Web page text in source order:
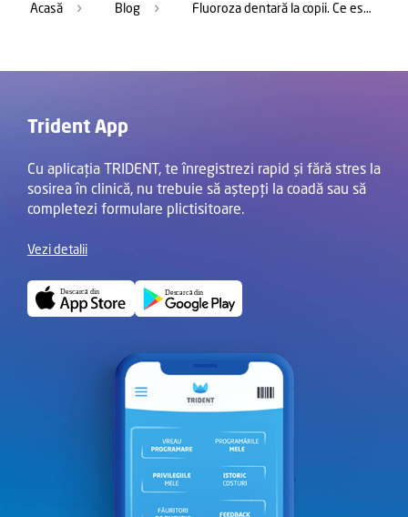
Acasă Blog Fluoroza dentară la copii. Ce este, cauze, simptome și tratament
Trident App
Cu aplicația TRIDENT, te înregistrezi rapid și fără stres la
sosirea în clinică, nu trebuie să aștepți la coadă sau să
completezi formulare plictisitoare.
Vezi detalii